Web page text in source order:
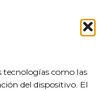
tecnologías como las
del dispositivo. El